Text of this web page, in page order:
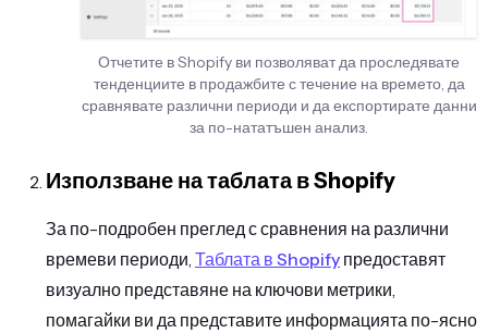
Отчетите в Shopify ви позволяват да проследявате
тенденциите в продажбите с течение на времето, да
сравнявате различни периоди и да експортирате данни
за по-нататъшен анализ.
Използване на таблата в Shopify
За по-подробен преглед с сравнения на различни
времеви периоди, Таблата в Shopify предоставят
визуално представяне на ключови метрики,
помагайки ви да представите информацията по-ясно